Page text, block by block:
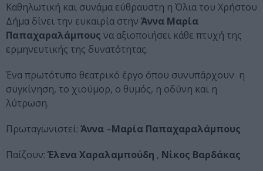
Καθηλωτική και συνάμα εύθραυστη η Όλια του Χρήστου
Δήμα δίνει την ευκαιρία στην Άννα Μαρία
Παπαχαραλάμπους να αξιοποιήσει κάθε πτυχή της
ερμηνευτικής της δυνατότητας.
Ένα πρωτότυπο θεατρικό έργο όπου συνυπάρχουν η
συγκίνηση, το χιούμορ, ο θυμός, η οδύνη και η
λύτρωση.
Πρωταγωνιστεί: Άννα –Μαρία Παπαχαραλάμπους
Παίζουν: ΈλεναΧαραλαμπούδη , Νίκος Βαρδάκας